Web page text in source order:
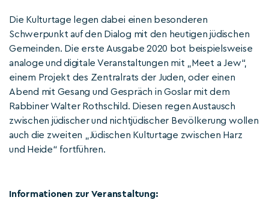
Die Kulturtage legen dabei einen besonderen
Schwerpunkt auf den Dialog mit den heutigen jüdischen
Gemeinden. Die erste Ausgabe 2020 bot beispielsweise
analoge und digitale Veranstaltungen mit „Meet a Jew“,
einem Projekt des Zentralrats der Juden, oder einen
Abend mit Gesang und Gespräch in Goslar mit dem
Rabbiner Walter Rothschild. Diesen regen Austausch
zwischen jüdischer und nichtjüdischer Bevölkerung wollen
auch die zweiten „Jüdischen Kulturtage zwischen Harz
und Heide“ fortführen.
Informationen zur Veranstaltung: